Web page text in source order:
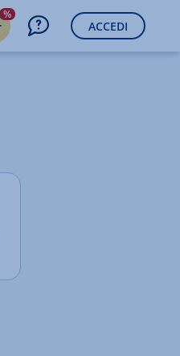
%
ACCEDI